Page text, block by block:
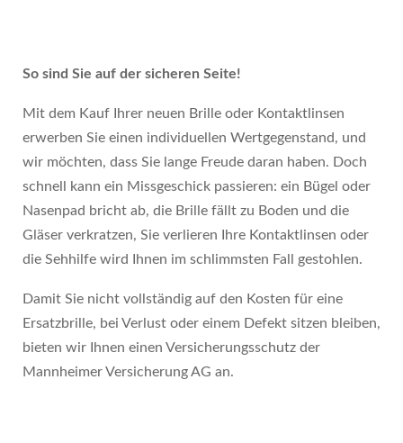
So sind Sie auf der sicheren Seite!
Mit dem Kauf Ihrer neuen Brille oder Kontaktlinsen
erwerben Sie einen individuellen Wertgegenstand, und
wir möchten, dass Sie lange Freude daran haben. Doch
schnell kann ein Missgeschick passieren: ein Bügel oder
Nasenpad bricht ab, die Brille fällt zu Boden und die
Gläser verkratzen, Sie verlieren Ihre Kontaktlinsen oder
die Sehhilfe wird Ihnen im schlimmsten Fall gestohlen.
Damit Sie nicht vollständig auf den Kosten für eine
Ersatzbrille, bei Verlust oder einem Defekt sitzen bleiben,
bieten wir Ihnen einen Versicherungsschutz der
Mannheimer Versicherung AG an.